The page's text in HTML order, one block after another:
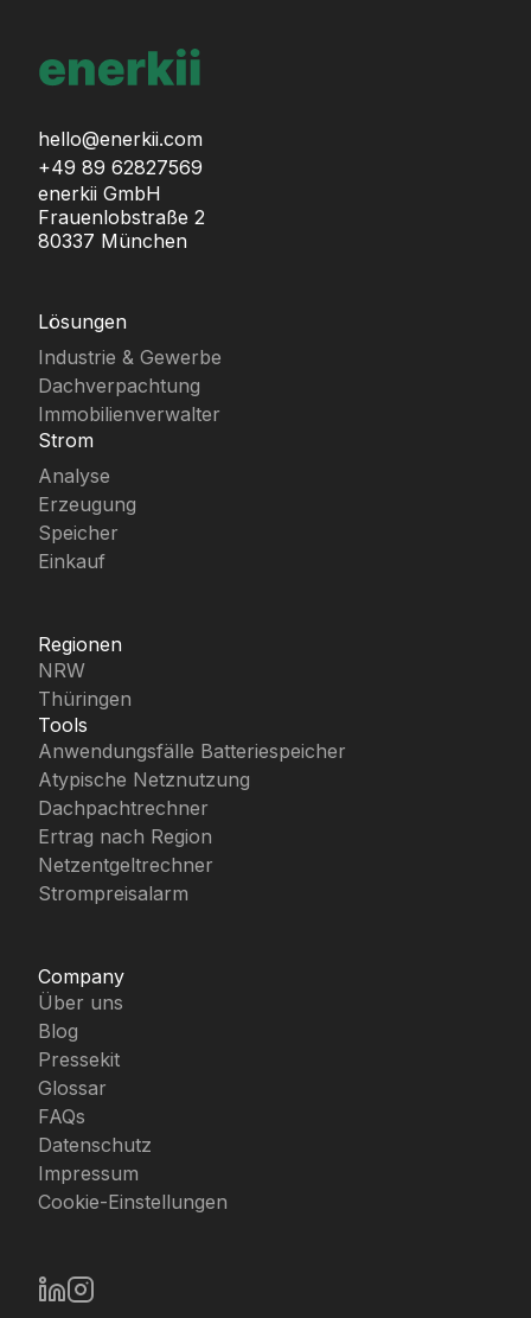
hello@enerkii.com
+49 89 62827569
enerkii GmbH
Frauenlobstraße 2
80337 München
Lösungen
Industrie & Gewerbe
Dachverpachtung
Immobilienverwalter
Strom
Analyse
Erzeugung
Speicher
Einkauf
Regionen
NRW
Thüringen
Tools
Anwendungsfälle Batteriespeicher
Atypische Netznutzung
Dachpachtrechner
Ertrag nach Region
Netzentgeltrechner
Strompreisalarm
Company
Über uns
Blog
Pressekit
Glossar
FAQs
Datenschutz
Impressum
Cookie-Einstellungen